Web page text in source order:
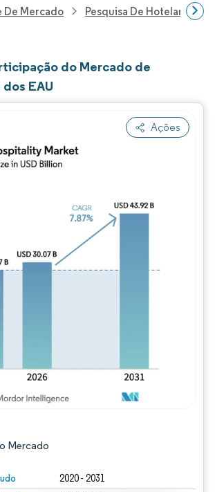
De Mercado Pesquisa De Hotelaria E
do Mercado de
EAU
Ações
Mercado
2020 - 2031